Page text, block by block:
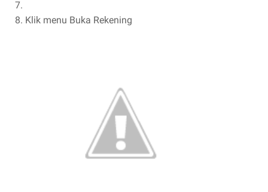
Klik menu Buka Rekening